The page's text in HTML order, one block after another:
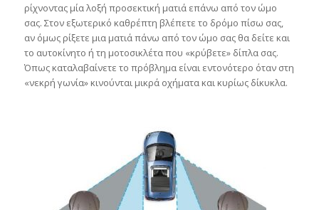
ρίχνοντας μία λοξή προσεκτική ματιά επάνω από τον ώμο
σας. Στον εξωτερικό καθρέπτη βλέπετε το δρόμο πίσω σας,
αν όμως ρίξετε μια ματιά πάνω από τον ώμο σας θα δείτε και
το αυτοκίνητο ή τη μοτοσικλέτα που «κρύβετε» δίπλα σας.
Όπως καταλαβαίνετε το πρόβλημα είναι εντονότερο όταν στη
«νεκρή γωνία» κινούνται μικρά οχήματα και κυρίως δίκυκλα.